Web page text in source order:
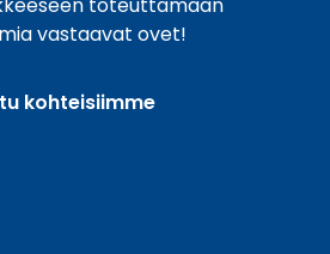
toteuttamaan
vastaavat ovet!
kohteisiimme